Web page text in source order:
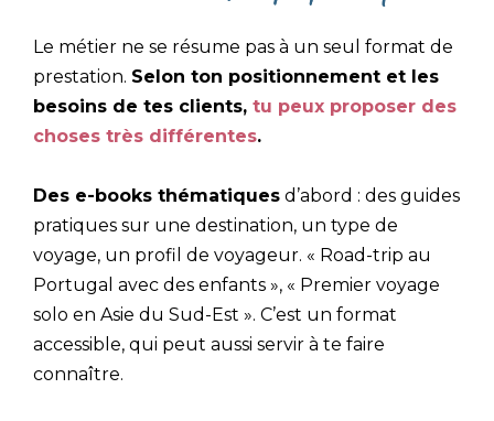
Le métier ne se résume pas à un seul format de
prestation. Selon ton positionnement et les
besoins de tes clients, tu peux proposer des
choses très différentes.
Des e-books thématiques d’abord : des guides
pratiques sur une destination, un type de
voyage, un profil de voyageur. « Road-trip au
Portugal avec des enfants », « Premier voyage
solo en Asie du Sud-Est ». C’est un format
accessible, qui peut aussi servir à te faire
connaître.